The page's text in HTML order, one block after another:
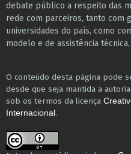
debate público a respeito das
r​e​de com parceiros, tanto com
universidades do país, como
modelo e de assistência
O conteúdo desta página pode
desde que seja mantida a
sob os termos da licença
Internacional .